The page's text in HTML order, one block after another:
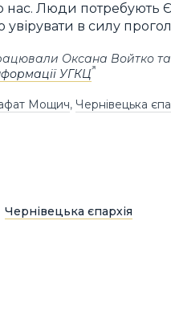
нас. Люди потребують
в силу
Оксана Войтко та
УГКЦ
Мощич, Чернівецька
Чернівецька єпархія